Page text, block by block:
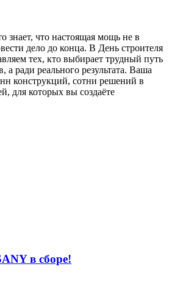
знает, что настоящая мощь не в
дело до конца. В День строителя
тех, кто выбирает трудный путь
ради реального результата. Ваша
конструкций, сотни решений в
для которых вы создаёте
в сборе!